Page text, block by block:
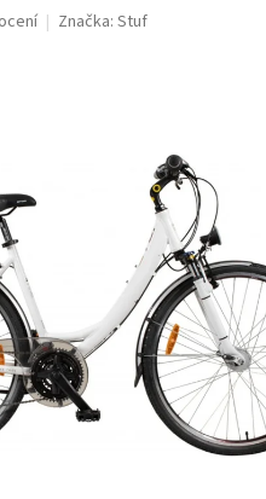
Značka: Stuf